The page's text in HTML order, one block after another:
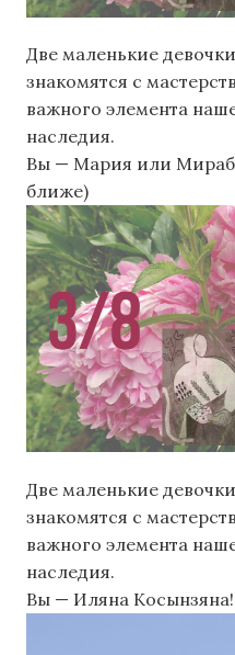
Две маленькие
знакомятся с
важного элемента
наследия.
Вы — Мария или
ближе)
Две маленькие
знакомятся с
важного элемента
наследия.
Вы — Иляна Косынзяна!